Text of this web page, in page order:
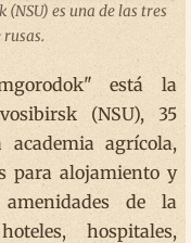
es una de las tres
está la
(NSU), 35
agrícola,
para alojamiento y
de la
hospitales,